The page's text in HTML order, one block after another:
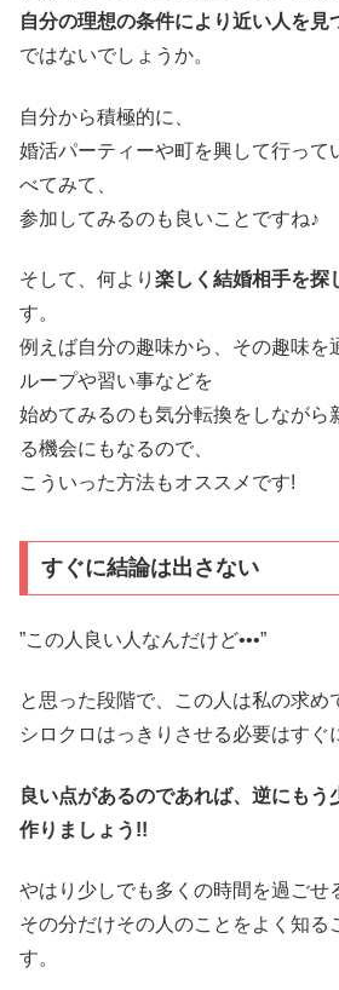
自分の理想の条件により近い人を見
ではないでしょうか。
自分から積極的に、
婚活パーティーや町を興して行って
べてみて、
参加してみるのも良いことですね♪
そして、何より 楽しく結婚相手を探
す。
例えば自分の趣味から、その趣味を
ループや習い事などを
始めてみるのも気分転換をしながら
る機会にもなるので、
こういった方法もオススメです!
すぐに結論は出さない
”この人良い人なんだけど•••”
と思った段階で、この人は私の求め
シロクロはっきりさせる必要はすぐ
良い点があるのであれば、逆にもう
作りましょう!!
やはり少しでも多くの時間を過ごせ
その分だけその人のことをよく知る
す。